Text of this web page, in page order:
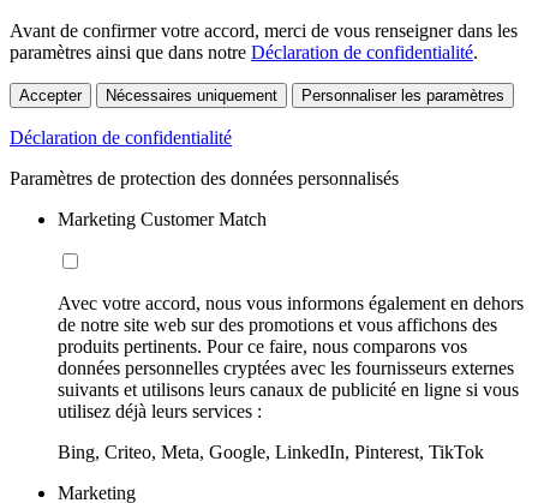
Avant de confirmer votre accord, merci de vous renseigner dans les
paramètres ainsi que dans notre Déclaration de confidentialité.
Accepter Nécessaires uniquement Personnaliser les paramètres
Déclaration de confidentialité
Paramètres de protection des données personnalisés
Marketing Customer Match
Avec votre accord, nous vous informons également en dehors
de notre site web sur des promotions et vous affichons des
produits pertinents. Pour ce faire, nous comparons vos
données personnelles cryptées avec les fournisseurs externes
suivants et utilisons leurs canaux de publicité en ligne si vous
utilisez déjà leurs services :
Bing, Criteo, Meta, Google, LinkedIn, Pinterest, TikTok
Marketing